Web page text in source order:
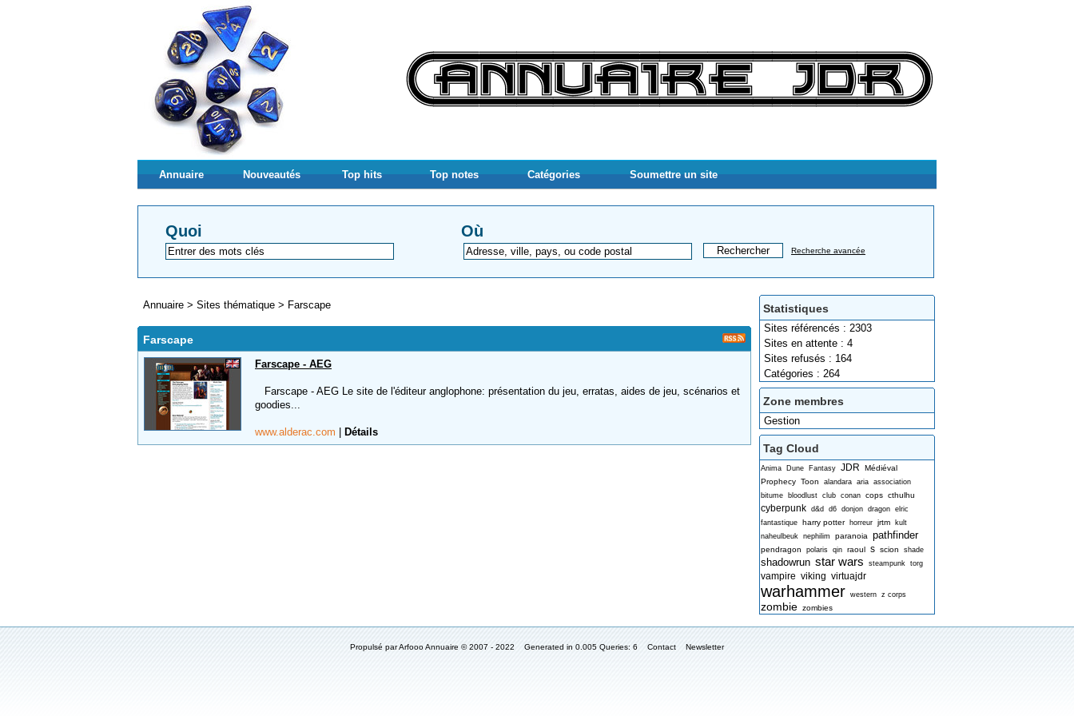
Annuaire Nouveautés Top hits Top notes Catégories Soumettre un site
Quoi Où
Recherche avancée
Statistiques
Sites référencés : 2303
Sites en attente : 4
Sites refusés : 164
Catégories : 264
Zone membres
Gestion
Tag Cloud
Anima Dune Fantasy JDR
Médiéval
Prophecy Toon alandara aria association
bitume
bloodlust club conan cops cthulhu
cyberpunk d&d d6 donjon dragon elric
fantastique harry potter horreur jrtm
kult
naheulbeuk nephilim paranoia pathfinder
pendragon polaris qin raoul s scion shade
shadowrun star wars steampunk torg
vampire viking virtuajdr
warhammer western z corps
zombie zombies
Annuaire > Sites thématique > Farscape
Farscape
Farscape - AEG
Farscape - AEG Le site de l'éditeur anglophone: présentation du jeu, erratas, aides de jeu, scénarios et
goodies...
www.alderac.com Détails
Propulsé parArfooo Annuaire © 2007 - 2022 Generated in 0.005 Queries: 6 Contact Newsletter